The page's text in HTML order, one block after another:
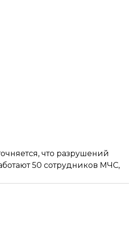
что разрушений
50 сотрудников МЧС,